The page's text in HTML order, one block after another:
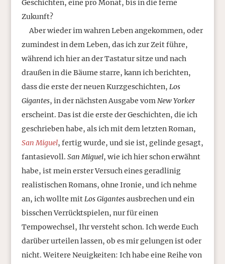
Geschichten, eine pro Monat, bis in die ferne
Zukunft?
Aber wieder im wahren Leben angekommen, oder
zumindest in dem Leben, das ich zur Zeit führe,
während ich hier an der Tastatur sitze und nach
draußen in die Bäume starre, kann ich berichten,
dass die erste der neuen Kurzgeschichten, Los
Gigantes, in der nächsten Ausgabe vomNew Yorker
erscheint. Das ist die erste der Geschichten, die ich
geschrieben habe, als ich mit dem letzten Roman,
San Miguel, fertig wurde, und sie ist, gelinde gesagt,
fantasievoll. San Miguel, wie ich hier schon erwähnt
habe, ist mein erster Versuch eines geradlinig
realistischen Romans, ohne Ironie, und ich nehme
an, ich wollte mitLos Gigantesausbrechen und ein
bisschen Verrücktspielen, nur für einen
Tempowechsel, Ihr versteht schon. Ich werde Euch
darüber urteilen lassen, ob es mir gelungen ist oder
nicht. Weitere Neuigkeiten: Ich habe eine Reihe von